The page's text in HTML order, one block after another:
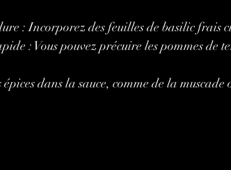
: Incorporez des feuilles de basilic frais
: Vous pouvez précuire les pommes de
dans la sauce, comme de la